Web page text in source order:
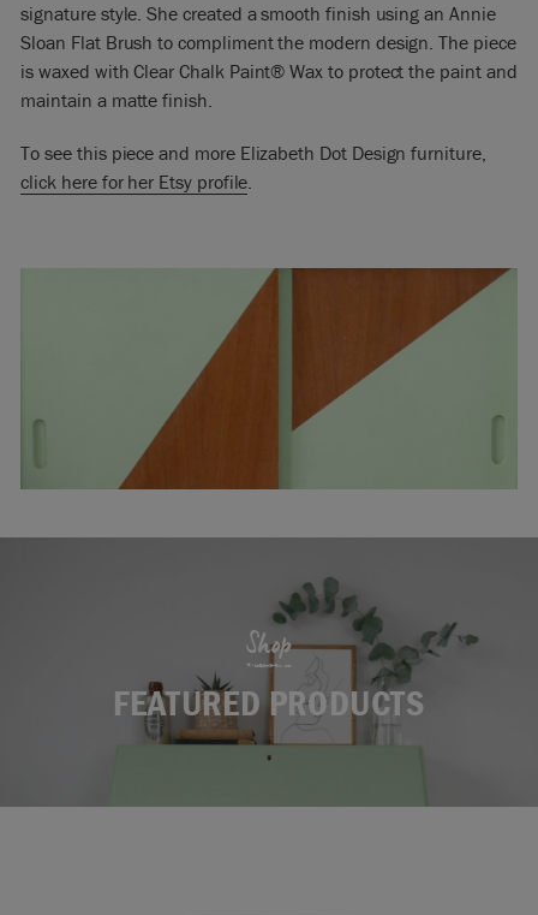
signature style. She created a smooth finish using an Annie
Sloan Flat Brush to compliment the modern design. The piece
is waxed with Clear Chalk Paint® Wax to protect the paint and
maintain a matte finish.
To see this piece and more Elizabeth Dot Design furniture,
click here for her Etsy profile.
Shop
FEATURED PRODUCTS